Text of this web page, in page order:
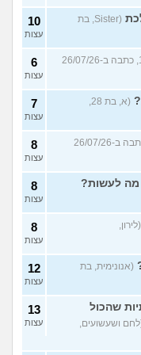
(Sister, בת
10
עצות
(נערה, בת 16, כתבה ב-26/07/26
6
עצות
(א, בת 28,
7
עצות
(.., בת 21, כתבה ב-26/07/26
8
עצות
לעשות? 8
עצות
(לירון,
8
עצות
(אנונימית, בת
12
עצות
שהכול
ושעשועים,
13
עצות